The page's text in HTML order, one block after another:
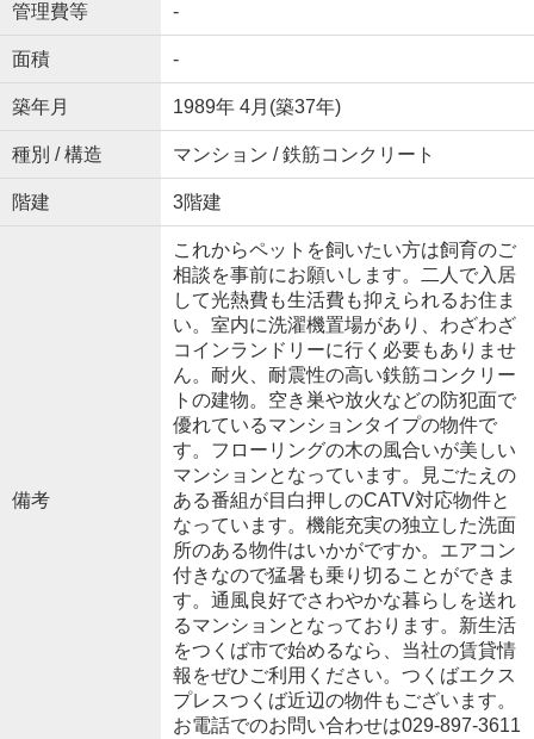
管理費等 -
面積 -
築年月 1989年 4月(築37年)
種別 / 構造 マンション / 鉄筋コンクリート
階建 3階建
備考
これからペットを飼いたい方は飼育のご
相談を事前にお願いします。二人で入居
して光熱費も生活費も抑えられるお住ま
い。室内に洗濯機置場があり、わざわざ
コインランドリーに行く必要もありませ
ん。耐火、耐震性の高い鉄筋コンクリー
トの建物。空き巣や放火などの防犯面で
優れているマンションタイプの物件で
す。フローリングの木の風合いが美しい
マンションとなっています。見ごたえの
ある番組が目白押しのCATV対応物件と
なっています。機能充実の独立した洗面
所のある物件はいかがですか。エアコン
付きなので猛暑も乗り切ることができま
す。通風良好でさわやかな暮らしを送れ
るマンションとなっております。新生活
をつくば市で始めるなら、当社の賃貸情
報をぜひご利用ください。つくばエクス
プレスつくば近辺の物件もございます。
お電話でのお問い合わせは029-897-3611